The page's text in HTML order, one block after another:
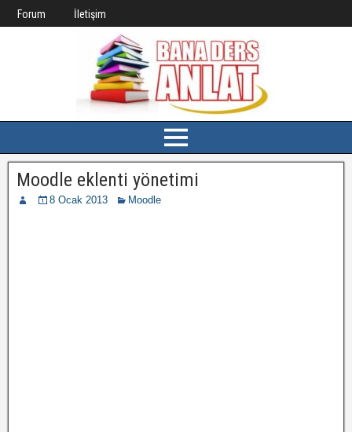
Forum İletişim
Moodle eklenti yönetimi
8 Ocak 2013 Moodle